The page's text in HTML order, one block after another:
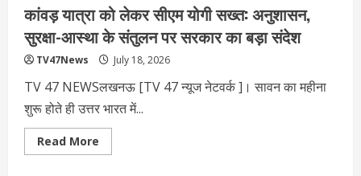
कांवड़ यात्रा को लेकर सीएम योगी सख्त: अनुशासन,
सुरक्षा-आस्था के संतुलन पर सरकार का बड़ा संदेश
TV47News July 18, 2026
TV 47 NEWSलखनऊ [TV 47 न्‍यूज नेटवर्क ]। सावन का महीना
शुरू होते ही उत्तर भारत में...
Read More
more